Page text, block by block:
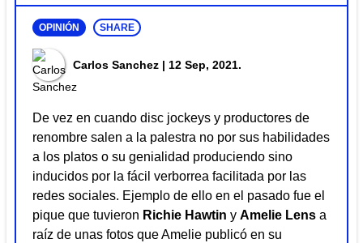
OPINIÓN SHARE
Carlos Sanchez | 12 Sep, 2021.
De vez en cuando disc jockeys y productores de
renombre salen a la palestra no por sus habilidades
a los platos o su genialidad produciendo sino
inducidos por la fácil verborrea facilitada por las
redes sociales. Ejemplo de ello en el pasado fue el
pique que tuvieron Richie Hawtin y Amelie Lens a
raíz de unas fotos que Amelie publicó en su